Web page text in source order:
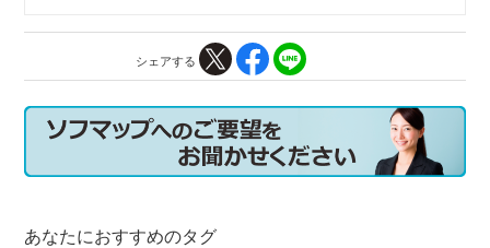
シェアする
あなたにおすすめのタグ